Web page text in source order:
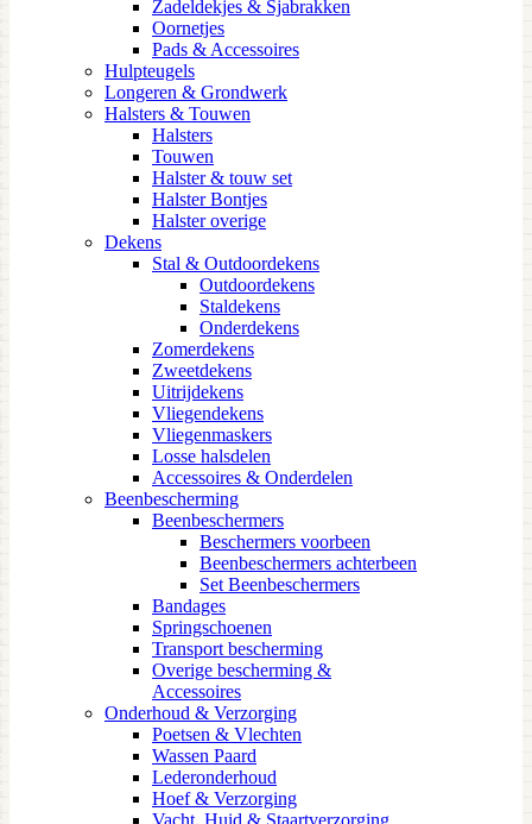
Zadeldekjes & Sjabrakken
Oornetjes
Pads & Accessoires
Hulpteugels
Longeren & Grondwerk
Halsters & Touwen
Halsters
Touwen
Halster & touw set
Halster Bontjes
Halster overige
Dekens
Stal & Outdoordekens
Outdoordekens
Staldekens
Onderdekens
Zomerdekens
Zweetdekens
Uitrijdekens
Vliegendekens
Vliegenmaskers
Losse halsdelen
Accessoires & Onderdelen
Beenbescherming
Beenbeschermers
Beschermers voorbeen
Beenbeschermers achterbeen
Set Beenbeschermers
Bandages
Springschoenen
Transport bescherming
Overige bescherming &
Accessoires
Onderhoud & Verzorging
Poetsen & Vlechten
Wassen Paard
Lederonderhoud
Hoef & Verzorging
Vacht, Huid & Staartverzorging